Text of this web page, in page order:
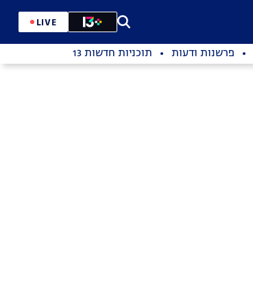
LIVE
פרשנות ודעות תוכניות חדשות 13